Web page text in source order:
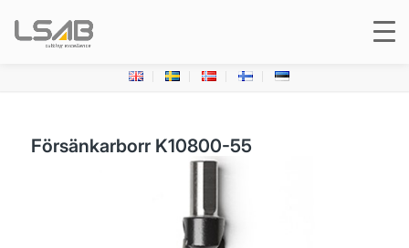
Försänkarborr K10800-55